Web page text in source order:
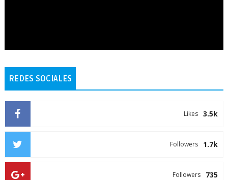
REDES SOCIALES
3.5k
Likes
1.7k
Followers
735
Followers